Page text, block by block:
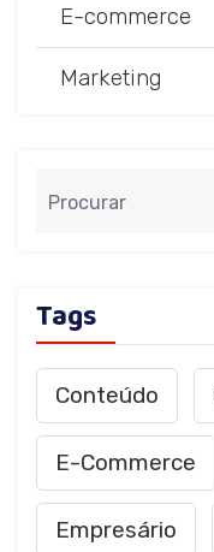
E-commerce
Marketing
Tags
Conteúdo
E-Commerce
Empresário